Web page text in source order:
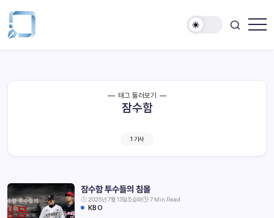
태그 둘러보기
잠수함
1 기사
잠수함 투수들의 침몰
2025년 7월 13일조승화 7 Min Read
KBO